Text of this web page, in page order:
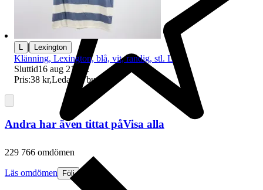
229 766 omdömen
Läs omdömen Följ
| Lexington
Klänning, Lexington, blå, vit, randig, stl. L
Sluttid16 aug 21:27 .
Pris:38 kr,Ledande bud
Andra har även tittat påVisa alla